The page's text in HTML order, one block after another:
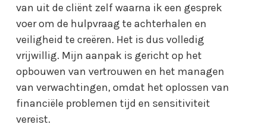
van uit de cliënt zelf waarna ik een gesprek
voer om de hulpvraag te achterhalen en
veiligheid te creëren. Het is dus volledig
vrijwillig. Mijn aanpak is gericht op het
opbouwen van vertrouwen en het managen
van verwachtingen, omdat het oplossen van
financiële problemen tijd en sensitiviteit
vereist.